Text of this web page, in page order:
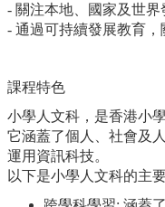
- 關注本地、國家及世界
- 通過可持續發展教育，
課程特色
小學人文科，是香港小
它涵蓋了個人、社會及
運用資訊科技。
以下是小學人文科的主